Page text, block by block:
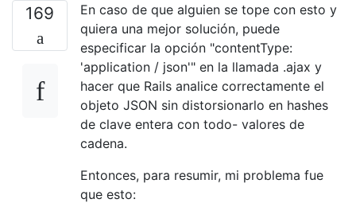
169
En caso de que alguien se tope con esto y
quiera una mejor solución, puede
especificar la opción "contentType:
'application / json'" en la llamada .ajax y
hacer que Rails analice correctamente el
objeto JSON sin distorsionarlo en hashes
de clave entera con todo- valores de
cadena.
Entonces, para resumir, mi problema fue
que esto: